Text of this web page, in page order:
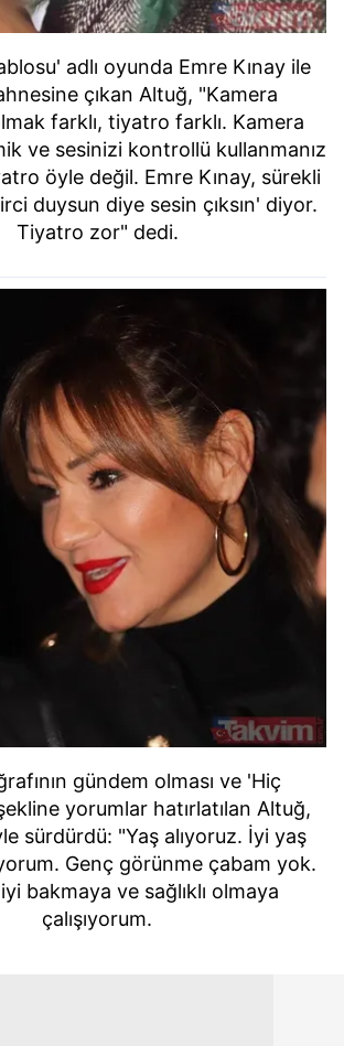
adlı oyunda Emre Kınay ile
çıkan Altuğ, "Kamera
farklı, tiyatro farklı. Kamera
ve sesinizi kontrollü kullanmanız
öyle değil. Emre Kınay, sürekli
duysun diye sesin çıksın' diyor.
Tiyatro zor" dedi.
gündem olması ve 'Hiç
yorumlar hatırlatılan Altuğ,
sürdürdü: "Yaş alıyoruz. İyi yaş
Genç görünme çabam yok.
bakmaya ve sağlıklı olmaya
çalışıyorum.